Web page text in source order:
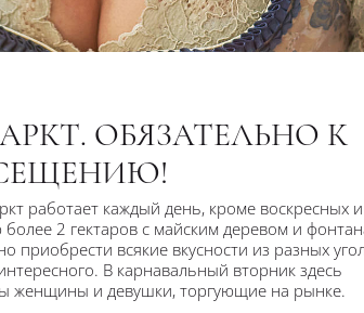
ОБЯЗАТЕЛЬНО К
работает каждый день, кроме воскресных и
2 гектаров с майским деревом и
приобрести всякие вкусности из разных
В карнавальный вторник здесь
женщины и девушки, торгующие на рынке.